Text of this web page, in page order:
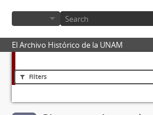
El Archivo Histórico de la UNAM
Filters